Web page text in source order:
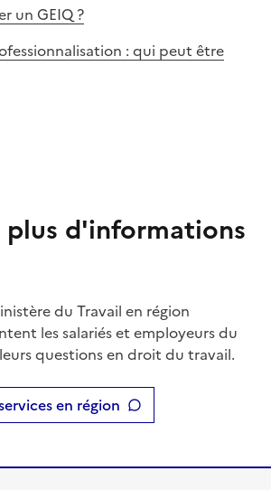
un GEIQ ?
: qui peut être
plus d'informations
du Travail en région
les salariés et employeurs du
questions en droit du travail.
en région